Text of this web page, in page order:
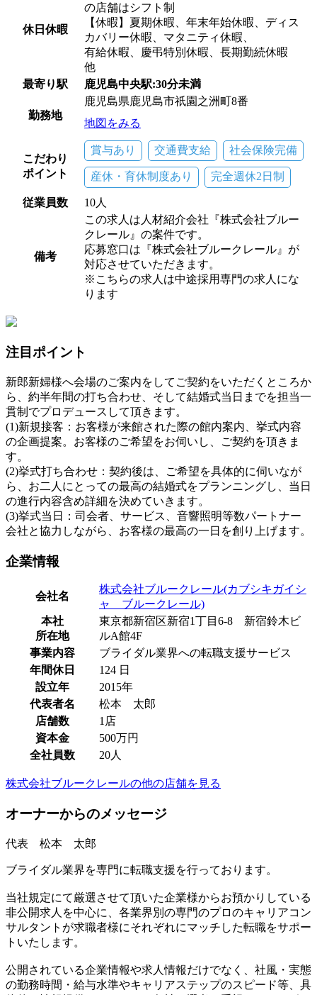
休日休暇
の店舗はシフト制
【休暇】夏期休暇、年末年始休暇、ディス
カバリー休暇、マタニティ休暇、
有給休暇、慶弔特別休暇、長期勤続休暇
他
最寄り駅
鹿児島中央駅:30分未満
勤務地
鹿児島県鹿児島市祇園之洲町8番
地図をみる
こだわり
ポイント
賞与あり 交通費支給 社会保険完備
産休・育休制度あり 完全週休2日制
従業員数 10人
備考
この求人は人材紹介会社『株式会社ブルー
クレール』の案件です。
応募窓口は『株式会社ブルークレール』が
対応させていただきます。
※こちらの求人は中途採用専門の求人にな
ります
注目ポイント
新郎新婦様へ会場のご案内をしてご契約をいただくところか
ら、約半年間の打ち合わせ、そして結婚式当日までを担当一
貫制でプロデュースして頂きます。
(1)新規接客：お客様が来館された際の館内案内、挙式内容
の企画提案。お客様のご希望をお伺いし、ご契約を頂きま
す。
(2)挙式打ち合わせ：契約後は、ご希望を具体的に伺いなが
ら、お二人にとっての最高の結婚式をプランニングし、当日
の進行内容含め詳細を決めていきます。
(3)挙式当日：司会者、サービス、音響照明等数パートナー
会社と協力しながら、お客様の最高の一日を創り上げます。
企業情報
会社名
株式会社ブルークレール(カブシキガイシ
ャ ブルークレール)
本社
所在地
東京都新宿区新宿1丁目6-8 新宿鈴木ビ
ルA館4F
事業内容
ブライダル業界への転職支援サービス
年間休日
124 日
設立年
2015年
代表者名
松本 太郎
店舗数
1店
資本金
500万円
全社員数
20人
株式会社ブルークレールの他の店舗を見る
オーナーからのメッセージ
代表 松本 太郎
ブライダル業界を専門に転職支援を行っております。
当社規定にて厳選させて頂いた企業様からお預かりしている
非公開求人を中心に、各業界別の専門のプロのキャリアコン
サルタントが求職者様にそれぞれにマッチした転職をサポー
トいたします。
公開されている企業情報や求人情報だけでなく、社風・実態
の勤務時間・給与水準やキャリアステップのスピード等、具